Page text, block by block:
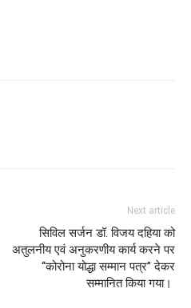
Next article
सिविल सर्जन डॉ. विजय दहिया को
अतुलनीय एवं अनुकरणीय कार्य करने पर
‘‘कोरोना योद्धा सम्मान पत्र’’ देकर
सम्मानित किया गया।